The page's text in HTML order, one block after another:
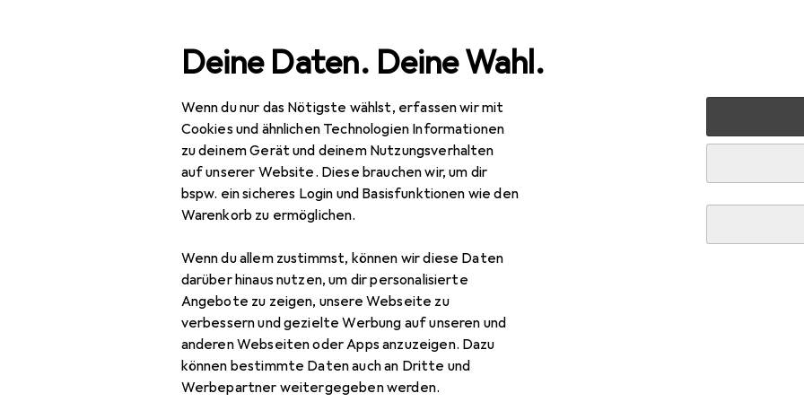
Deine Daten. Deine Wahl.
Wenn du nur das Nötigste wählst, erfassen wir mit
Cookies und ähnlichen Technologien Informationen
zu deinem Gerät und deinem Nutzungsverhalten
auf unserer Website. Diese brauchen wir, um dir
bspw. ein sicheres Login und Basisfunktionen wie den
Warenkorb zu ermöglichen.
Wenn du allem zustimmst, können wir diese Daten
darüber hinaus nutzen, um dir personalisierte
Angebote zu zeigen, unsere Webseite zu
verbessern und gezielte Werbung auf unseren und
anderen Webseiten oder Apps anzuzeigen. Dazu
können bestimmte Daten auch an Dritte und
Werbepartner weitergegeben werden.
Navigation nach Kategorien Gesamtsortiment Spielzeug LEGO LEGO Königin Wasimma Si-Willis Bau-